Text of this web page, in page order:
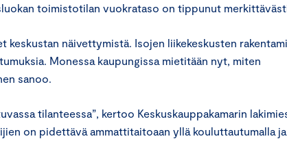
toimistotilan vuokrataso on tippunut
näivettymistä. Isojen liikekeskusten
Monessa kaupungissa mietitään nyt, miten
sanoo.
tilanteessa”, kertoo Keskuskauppakamarin
on pidettävä ammattitaitoaan yllä kouluttautumalla ja